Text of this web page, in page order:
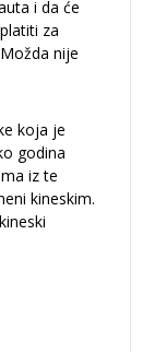
i da će
za
nije
koja je
godina
iz te
kineskim.